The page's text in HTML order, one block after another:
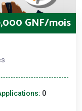
GNF/mois
0